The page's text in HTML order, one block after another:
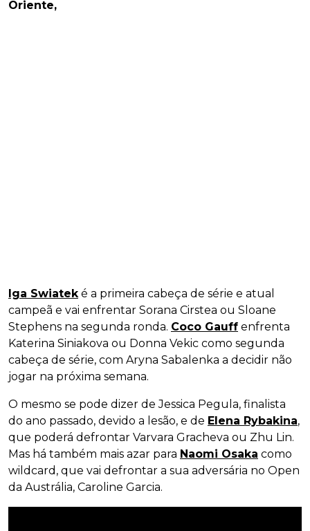
Oriente,
Iga Swiateké a primeira cabeça de série e atual
campeã e vai enfrentar Sorana Cirstea ou Sloane
Stephens na segunda ronda. Coco Gauff enfrenta
Katerina Siniakova ou Donna Vekic como segunda
cabeça de série, com Aryna Sabalenka a decidir não
jogar na próxima semana.
O mesmo se pode dizer de Jessica Pegula, finalista
do ano passado, devido a lesão, e de Elena Rybakina,
que poderá defrontar Varvara Gracheva ou Zhu Lin.
Mas há também mais azar para Naomi Osaka como
wildcard, que vai defrontar a sua adversária no Open
da Austrália, Caroline Garcia.